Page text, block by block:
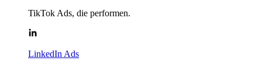
TikTok Ads, die performen.
LinkedIn Ads